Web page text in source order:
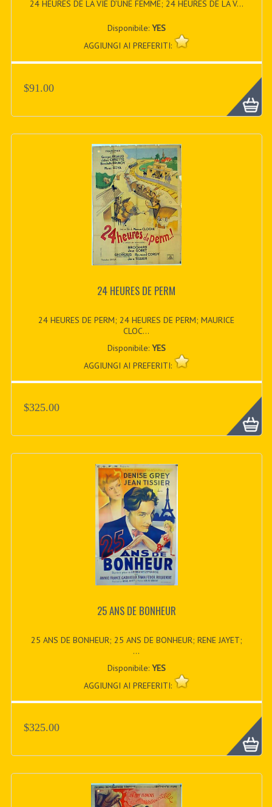
24 HEURES DE LA VIE D’UNE FEMME; 24 HEURES DE LA V...
Disponibile: YES
AGGIUNGI AI PREFERITI:
$91.00
24 HEURES DE PERM
24 HEURES DE PERM; 24 HEURES DE PERM; MAURICE
CLOC...
Disponibile: YES
AGGIUNGI AI PREFERITI:
$325.00
25 ANS DE BONHEUR
25 ANS DE BONHEUR; 25 ANS DE BONHEUR; RENE JAYET;
...
Disponibile: YES
AGGIUNGI AI PREFERITI:
$325.00